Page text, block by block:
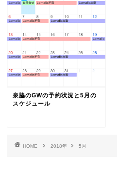
泉脇のGWの予約状況と5月の
スケジュール
HOME 2018年 5月